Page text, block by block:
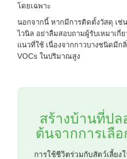
โดยเฉพาะ
นอกจากนี้ หากมีการติดตั้งวัสดุ เช่
ไวนิล อย่าลืมสอบถามผู้รับเหมาเกี่
แนวที่ใช้ เนื่องจากกาวบางชนิดมีก
VOCs ในปริมาณสูง
สร้างบ้านที่ปล
ต้นจากการเลื
การใช้ชีวิตร่วมกับสัตว์เลี้ยง